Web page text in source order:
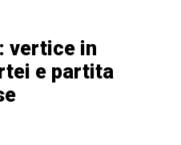
vertice in
e partita